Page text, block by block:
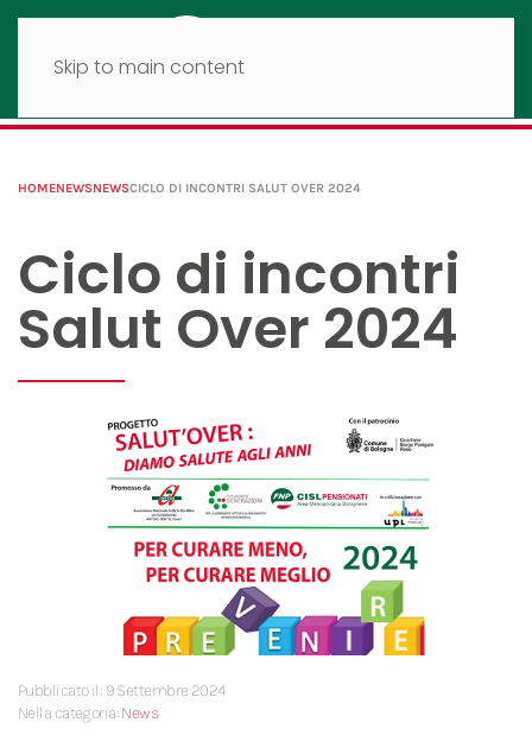
Skip to main content
HOMENEWSNEWSCICLO DI INCONTRI SALUT OVER 2024
Ciclo di incontri
Salut Over 2024
Pubblicato il: 9 Settembre 2024
Nella categoria:News